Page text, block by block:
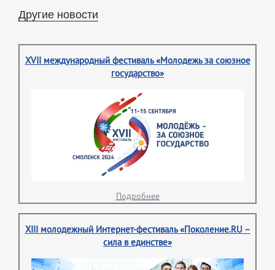
Другие новости
XVII международный фестиваль «Молодежь за союзное
государство»
Подробнее
XIII молодежный Интернет-фестиваль «Поколение.RU –
сила в единстве»